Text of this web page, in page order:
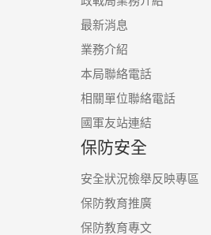
最新消息
業務介紹
本局聯絡電話
相關單位聯絡電話
國軍友站連結
保防安全
安全狀況檢舉反映專區
保防教育推廣
保防教育專文